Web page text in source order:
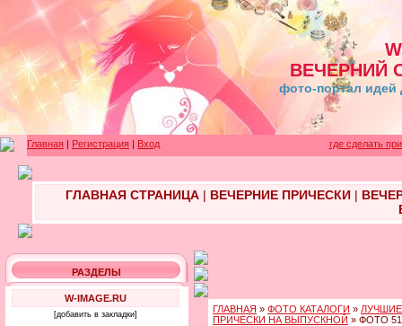
ВЕЧЕРНИЙ
фото-портал идей
Главная | Регистрация | Вход где сделать
ГЛАВНАЯ СТРАНИЦА| ВЕЧЕРНИЕ ПРИЧЕСКИ|
РАЗДЕЛЫ
W-IMAGE.RU
[добавить в закладки] ГЛАВНАЯ » ФОТО КАТАЛОГИ »
ПРИЧЕСКИ НА ВЫПУСКНОЙ » ФОТО